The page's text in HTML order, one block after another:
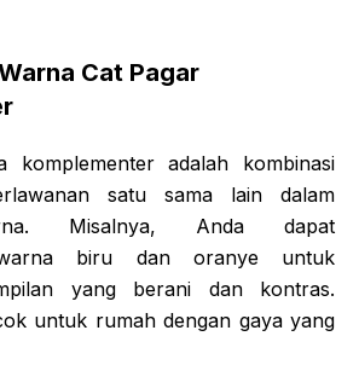
Cat Pagar
komplementer adalah kombinasi
satu sama lain dalam
Misalnya, Anda dapat
warna biru dan oranye untuk
yang berani dan kontras.
untuk rumah dengan gaya yang